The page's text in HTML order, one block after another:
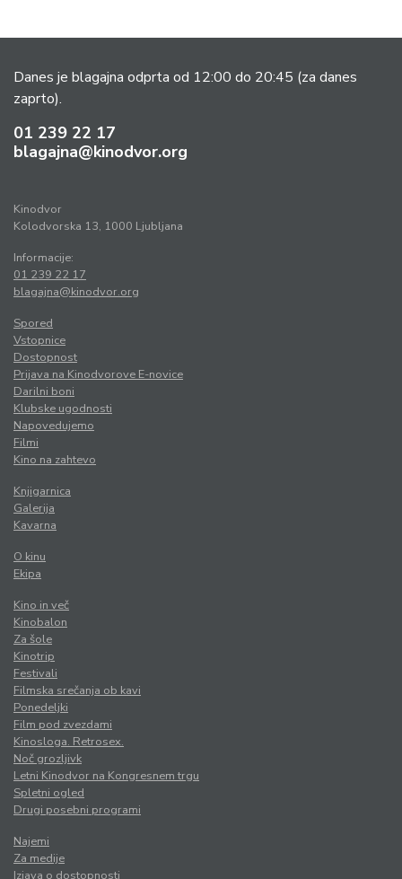
Danes je blagajna odprta od 12:00 do 20:45 (za danes
zaprto).
01 239 22 17
blagajna@kinodvor.org
Kinodvor
Kolodvorska 13, 1000 Ljubljana
Informacije:
01 239 22 17
blagajna@kinodvor.org
Spored
Vstopnice
Dostopnost
Prijava na Kinodvorove E-novice
Darilni boni
Klubske ugodnosti
Napovedujemo
Filmi
Kino na zahtevo
Knjigarnica
Galerija
Kavarna
O kinu
Ekipa
Kino in več
Kinobalon
Za šole
Kinotrip
Festivali
Filmska srečanja ob kavi
Ponedeljki
Film pod zvezdami
Kinosloga. Retrosex.
Noč grozljivk
Letni Kinodvor na Kongresnem trgu
Spletni ogled
Drugi posebni programi
Najemi
Za medije
Izjava o dostopnosti